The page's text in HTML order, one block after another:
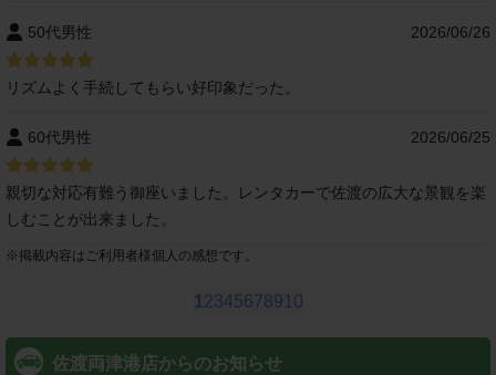
50代男性 2026/06/26
リズムよく手続してもらい好印象だった。
60代男性 2026/06/25
親切な対応有難う御座いました。レンタカーで佐渡の広大な景観を楽
しむことが出来ました。
※ 掲載内容はご利用者様個人の感想です。
1 2345678910
佐渡両津港店からのお知らせ